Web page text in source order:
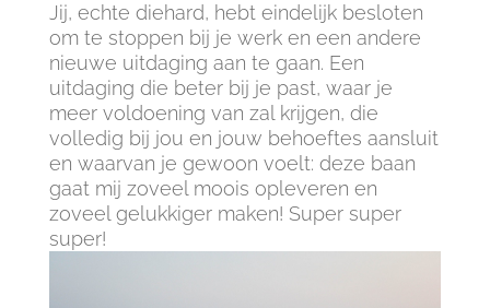
Jij, echte diehard, hebt eindelijk besloten
om te stoppen bij je werk en een andere
nieuwe uitdaging aan te gaan. Een
uitdaging die beter bij je past, waar je
meer voldoening van zal krijgen, die
volledig bij jou en jouw behoeftes aansluit
en waarvan je gewoon voelt: deze baan
gaat mij zoveel moois opleveren en
zoveel gelukkiger maken! Super super
super!